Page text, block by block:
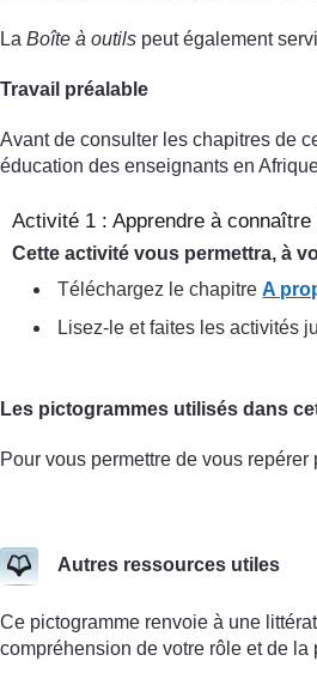
La Boîte à outils peut également
Travail préalable
Avant de consulter les chapitres de
éducation des enseignants en
Activité 1 : Apprendre à
Cette activité vous permettra, à
Téléchargez le chapitreA
Lisez-le et faites les activités
Les pictogrammes utilisés dans
Pour vous permettre de vous
Autres ressources utiles
Ce pictogramme renvoie à une
compréhension de votre rôle et de